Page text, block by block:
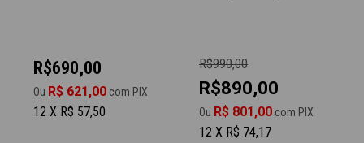
R$690,00
Ou R$ 621,00 com PIX
12 X R$ 57,50
R$990,00
R$890,00
Ou R$ 801,00 com PIX
12 X R$ 74,17